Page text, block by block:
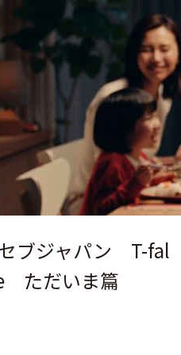
セブジャパン T-
ただいま篇